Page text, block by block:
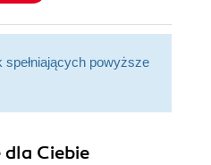
powyższe
Ciebie